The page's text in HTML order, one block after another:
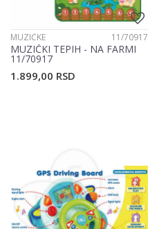
MUZIČKE 11/70917
MUZIČKI TEPIH - NA FARMI
11/70917
1.899,00 RSD